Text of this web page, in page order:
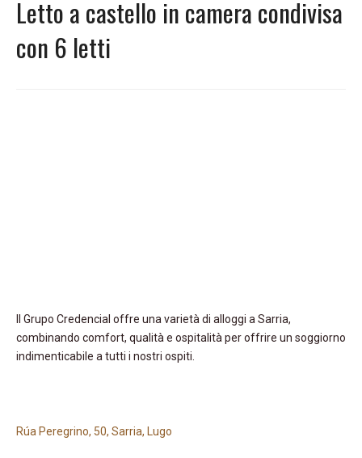
Previous
post:
Letto a castello in camera condivisa
con 6 letti
Il Grupo Credencial offre una varietà di alloggi a Sarria,
combinando comfort, qualità e ospitalità per offrire un soggiorno
indimenticabile a tutti i nostri ospiti.
Rúa Peregrino, 50, Sarria, Lugo